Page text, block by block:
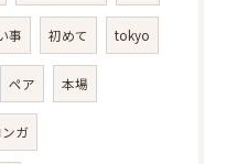
事 初めて tokyo
ペア 本場
ガ